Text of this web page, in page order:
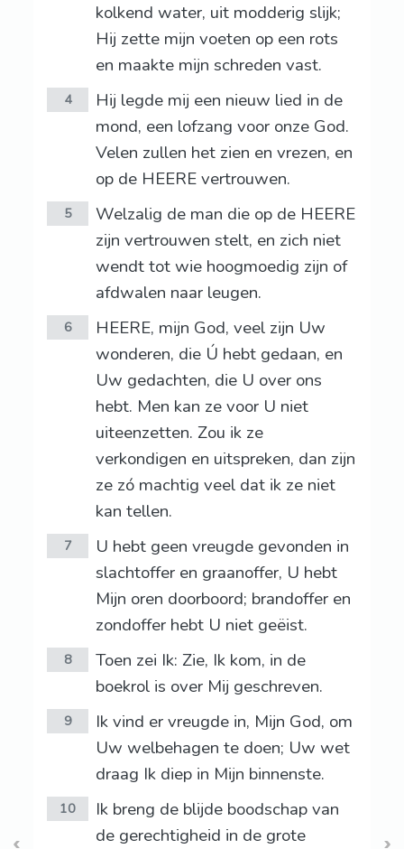
kolkend water, uit modderig slijk;
Hij zette mijn voeten op een rots
en maakte mijn schreden vast.
4
Hij legde mij een nieuw lied in de
mond, een lofzang voor onze God.
Velen zullen het zien en vrezen, en
op de HEERE vertrouwen.
5
Welzalig de man die op de HEERE
zijn vertrouwen stelt, en zich niet
wendt tot wie hoogmoedig zijn of
afdwalen naar leugen.
6
HEERE, mijn God, veel zijn Uw
wonderen, die Ú hebt gedaan, en
Uw gedachten, die U over ons
hebt. Men kan ze voor U niet
uiteenzetten. Zou ik ze
verkondigen en uitspreken, dan zijn
ze zó machtig veel dat ik ze niet
kan tellen.
7
U hebt geen vreugde gevonden in
slachtoffer en graanoffer, U hebt
Mijn oren doorboord; brandoffer en
zondoffer hebt U niet geëist.
8
Toen zei Ik: Zie, Ik kom, in de
boekrol is over Mij geschreven.
9
Ik vind er vreugde in, Mijn God, om
Uw welbehagen te doen; Uw wet
draag Ik diep in Mijn binnenste.
10
Ik breng de blijde boodschap van
de gerechtigheid in de grote